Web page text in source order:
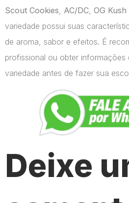
Scout Cookies AC/DC OG Kush
variedade possui suas
de aroma, sabor e efeitos. É
profissional ou obter informações
variedade antes de fazer sua
Deixe